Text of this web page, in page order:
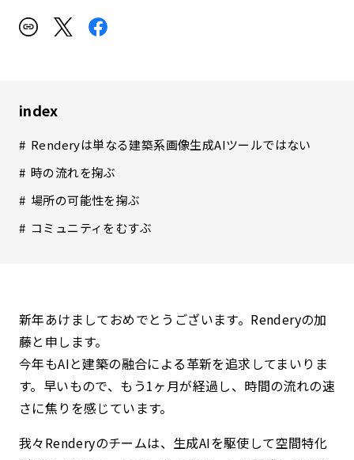
index
Renderyは単なる建築系画像生成AIツールではない
時の流れを掬ぶ
場所の可能性を掬ぶ
コミュニティをむすぶ
新年あけましておめでとうございます。Renderyの加
藤と申します。
今年もAIと建築の融合による革新を追求してまいりま
す。早いもので、もう1ヶ月が経過し、時間の流れの速
さに焦りを感じています。
我々Renderyのチームは、生成AIを駆使して空間特化